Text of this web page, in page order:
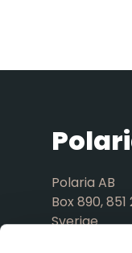
Polaria AB
Box 890,
Sverige